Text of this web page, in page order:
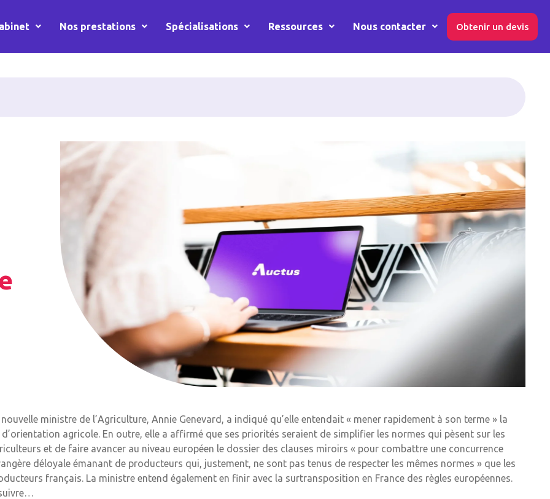
Nos prestations Spécialisations Ressources Nous contacter Obtenir un devis
nouvelle ministre de l’Agriculture, Annie Genevard, a indiqué qu’elle entendait « mener rapidement à son terme » la
d’orientation agricole. En outre, elle a affirmé que ses priorités seraient de simplifier les normes qui pèsent sur les
et de faire avancer au niveau européen le dossier des clauses miroirs « pour combattre une concurrence
déloyale émanant de producteurs qui, justement, ne sont pas tenus de respecter les mêmes normes » que les
français. La ministre entend également en finir avec la surtransposition en France des règles européennes.